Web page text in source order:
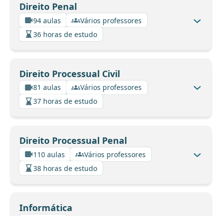
Direito Penal
94 aulas
Vários professores
36 horas de estudo
Direito Processual Civil
81 aulas
Vários professores
37 horas de estudo
Direito Processual Penal
110 aulas
Vários professores
38 horas de estudo
Informática